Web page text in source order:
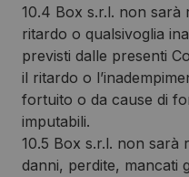
10.4 Box s.r.l. non sarà
ritardo o qualsivoglia
previsti dalle presenti
il ritardo o
fortuito o da cause di
imputabili.
10.5 Box s.r.l. non sarà
danni, perdite, mancati